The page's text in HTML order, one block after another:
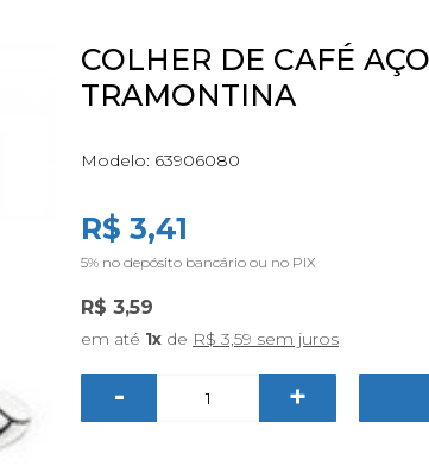
COLHER DE CAFÉ
TRAMONTINA
Modelo: 63906080
R$ 3,41
5% no depósito bancário ou no PIX
R$ 3,59
em até 1x de R$ 3,59 sem juros
- +